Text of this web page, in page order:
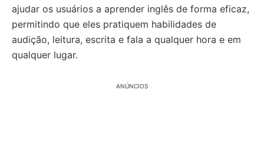
ajudar os usuários a aprender inglês de forma eficaz,
permitindo que eles pratiquem habilidades de
audição, leitura, escrita e fala a qualquer hora e em
qualquer lugar.
ANÚNCIOS